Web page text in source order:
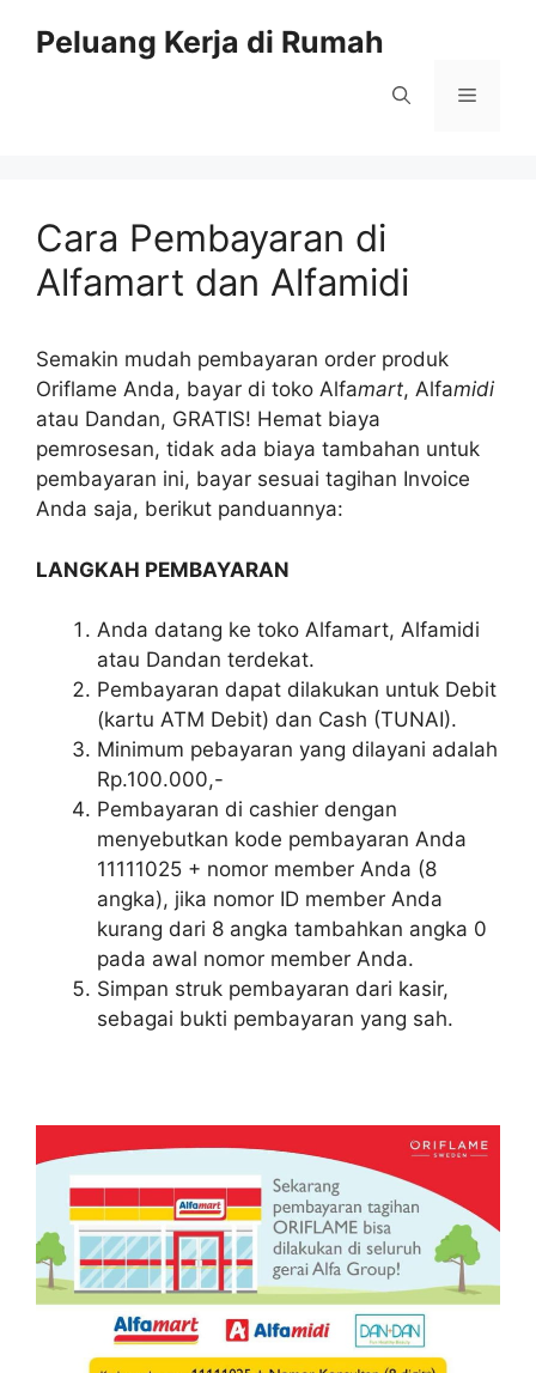
Peluang Kerja di Rumah
Menu
Cara Pembayaran di
Alfamart dan Alfamidi
Semakin mudah pembayaran order produk
Oriflame Anda, bayar di toko Alfamart, Alfamidi
atau Dandan, GRATIS! Hemat biaya
pemrosesan, tidak ada biaya tambahan untuk
pembayaran ini, bayar sesuai tagihan Invoice
Anda saja, berikut panduannya:
LANGKAH PEMBAYARAN
Anda datang ke toko Alfamart, Alfamidi
atau Dandan terdekat.
Pembayaran dapat dilakukan untuk Debit
(kartu ATM Debit) dan Cash (TUNAI).
Minimum pebayaran yang dilayani adalah
Rp.100.000,-
Pembayaran di cashier dengan
menyebutkan kode pembayaran Anda
11111025 + nomor member Anda (8
angka), jika nomor ID member Anda
kurang dari 8 angka tambahkan angka 0
pada awal nomor member Anda.
Simpan struk pembayaran dari kasir,
sebagai bukti pembayaran yang sah.